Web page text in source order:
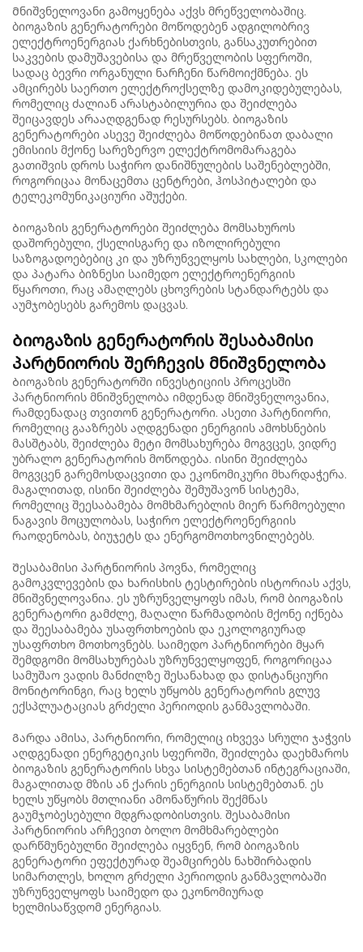
Მნიშვნელოვანი გამოყენება აქვს მრეწველობაშიც.
ბიოგაზის გენერატორები მოწოდებენ ადგილობრივ
ელექტროენერგიას ქარხნებისთვის, განსაკუთრებით
საკვების დამუშავებისა და მრეწველობის სფეროში,
სადაც ბევრი ორგანული ნარჩენი წარმოიქმნება. ეს
ამცირებს საერთო ელექტროქსელზე დამოკიდებულებას,
რომელიც ძალიან არასტაბილურია და შეიძლება
შეიცავდეს არააღდგენად რესურსებს. ბიოგაზის
გენერატორები ასევე შეიძლება მოწოდებინათ დაბალი
ემისიის მქონე სარეზერვო ელექტრომომარაგება
გათიშვის დროს საჭირო დანიშნულების საშენებლებში,
როგორიცაა მონაცემთა ცენტრები, ჰოსპიტალები და
ტელეკომუნიკაციური აშუქები.
Ბიოგაზის გენერატორები შეიძლება მომსახუროს
დაშორებული, ქსელისგარე და იზოლირებული
საზოგადოებებიც კი და უზრუნველყოს სახლები, სკოლები
და პატარა ბიზნესი საიმედო ელექტროენერგიის
წყაროთი, რაც ამაღლებს ცხოვრების სტანდარტებს და
აუმჯობესებს გარემოს დაცვას.
Ბიოგაზის გენერატორის შესაბამისი
პარტნიორის შერჩევის მნიშვნელობა
Ბიოგაზის გენერატორში ინვესტიციის პროცესში
პარტნიორის მნიშვნელობა იმდენად მნიშვნელოვანია,
რამდენადაც თვითონ გენერატორი. ასეთი პარტნიორი,
რომელიც გააზრებს აღდგენადი ენერგიის ამოხსნების
მასშტაბს, შეიძლება მეტი მომსახურება მოგვცეს, ვიდრე
უბრალო გენერატორის მოწოდება. ისინი შეიძლება
მოგვცენ გარემოსდაცვითი და ეკონომიკური მხარდაჭერა.
მაგალითად, ისინი შეიძლება შემუშავონ სისტემა,
რომელიც შეესაბამება მომხმარებლის მიერ წარმოებული
ნაგავის მოცულობას, საჭირო ელექტროენერგიის
რაოდენობას, ბიუჯეტს და ენერგომოთხოვნილებებს.
Შესაბამისი პარტნიორის პოვნა, რომელიც
გამოკვლევების და ხარისხის ტესტირების ისტორიას აქვს,
მნიშვნელოვანია. ეს უზრუნველყოფს იმას, რომ ბიოგაზის
გენერატორი გამძლე, მაღალი წარმადობის მქონე იქნება
და შეესაბამება უსაფრთხოების და ეკოლოგიურად
უსაფრთხო მოთხოვნებს. საიმედო პარტნიორები მყარ
შემდგომი მომსახურებას უზრუნველყოფენ, როგორიცაა
სამუშაო ვადის მანძილზე შესანახად და დისტანციური
მონიტორინგი, რაც ხელს უწყობს გენერატორის გლუვ
ექსპლუატაციას გრძელი პერიოდის განმავლობაში.
Გარდა ამისა, პარტნიორი, რომელიც იხვევა სრული ჯაჭვის
აღდგენადი ენერგეტიკის სფეროში, შეიძლება დაეხმაროს
ბიოგაზის გენერატორის სხვა სისტემებთან ინტეგრაციაში,
მაგალითად მზის ან ქარის ენერგიის სისტემებთან. ეს
ხელს უწყობს მთლიანი ამონაწურის შექმნას
გაუმჯობესებული მდგრადობისთვის. შესაბამისი
პარტნიორის არჩევით ბოლო მომხმარებლები
დარწმუნებულნი შეიძლება იყვნენ, რომ ბიოგაზის
გენერატორი ეფექტურად შეამცირებს ნახშირბადის
სიმართლეს, ხოლო გრძელი პერიოდის განმავლობაში
უზრუნველყოფს საიმედო და ეკონომიურად
ხელმისაწვდომ ენერგიას.